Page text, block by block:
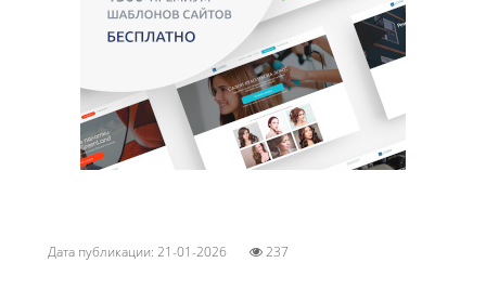
Дата публикации: 21-01-2026 237